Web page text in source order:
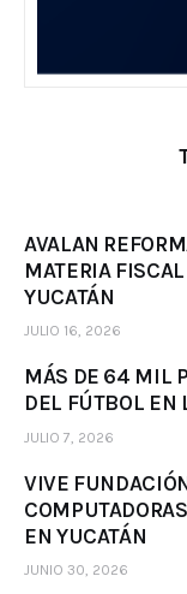
AVALAN
MATERIA
YUCATÁN
JULIO 16, 2026
MÁS DE 64 MIL
DEL FÚTBOL EN
JULIO 7, 2026
VIVE
EN YUCATÁN
JUNIO 30, 2026